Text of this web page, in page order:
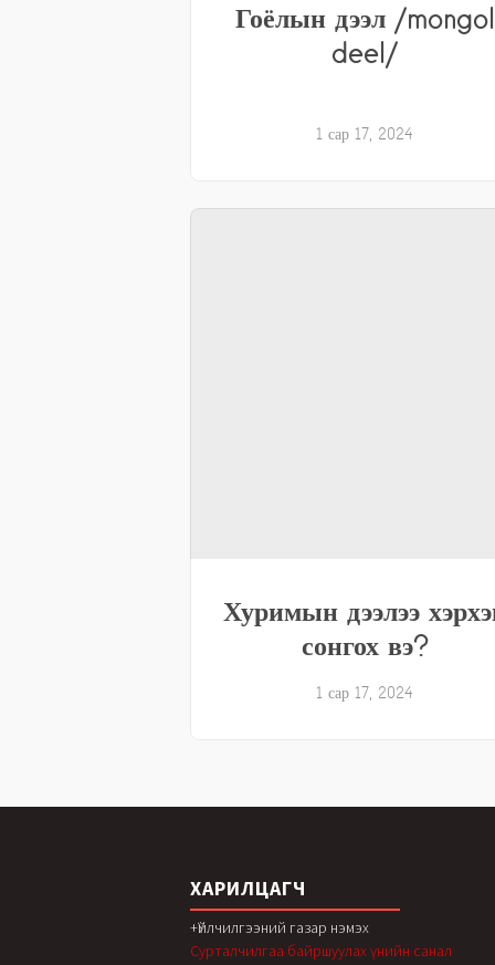
Гоёлын дээл /mongol
deel/
1 сар 17, 2024
Хуримын дээлээ
сонгох вэ?
1 сар 17, 2024
ХАРИЛЦАГЧ
+Үйлчилгээний газар нэмэх
Сурталчилгаа байршуулах үнийн санал